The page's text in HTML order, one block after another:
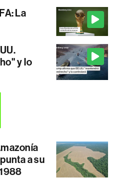
La
y lo
a su